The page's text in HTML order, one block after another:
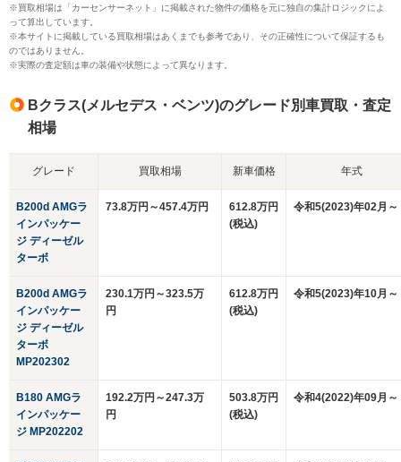
※買取相場は「カーセンサーネット」に掲載された物件の価格を元に独自の集計ロジックによ
って算出しています。
※本サイトに掲載している買取相場はあくまでも参考であり、その正確性について保証するも
のではありません。
※実際の査定額は車の装備や状態によって異なります。
Bクラス(メルセデス・ベンツ)のグレード別車買取・査定
相場
グレード 買取相場 新車価格 年式
B200d AMGラ
インパッケー
ジ ディーゼル
ターボ
73.8万円～457.4万円
612.8万円
(税込)
令和5(2023)年02月～
B200d AMGラ
インパッケー
ジ ディーゼル
ターボ
MP202302
230.1万円～323.5万
円
612.8万円
(税込)
令和5(2023)年10月～
B180 AMGラ
インパッケー
ジ MP202202
192.2万円～247.3万
円
503.8万円
(税込)
令和4(2022)年09月～